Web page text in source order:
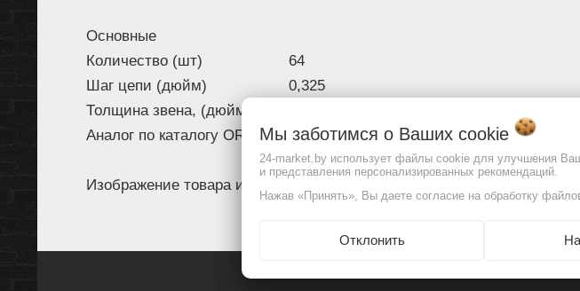
Основные
Количество (шт)
64
Шаг цепи (дюйм)
0,325
Толщина звена, (дюйм/мм)
Аналог по каталогу OREGON 21LP
Изображение товара и комплектация могут отличаться. Смотреть
Мы заботимся о Ваших cookie
24-market.by использует файлы cookie для улучшения
и представления персонализированных рекомендаций.
Нажав «Принять», Вы даете согласие на обработку
Отклонить